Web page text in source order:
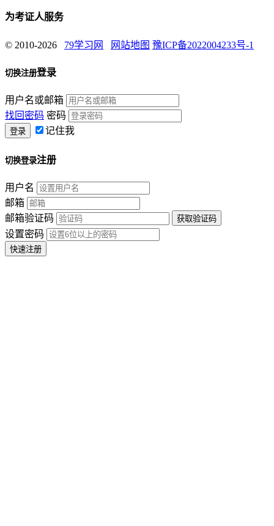
为考证人服务
© 2010-2026 79学习网 网站地图 豫ICP备2022004233号-1
切换注册登录
用户名或邮箱
找回密码 密码
记住我
切换登录注册
用户名
邮箱
邮箱验证码
设置密码